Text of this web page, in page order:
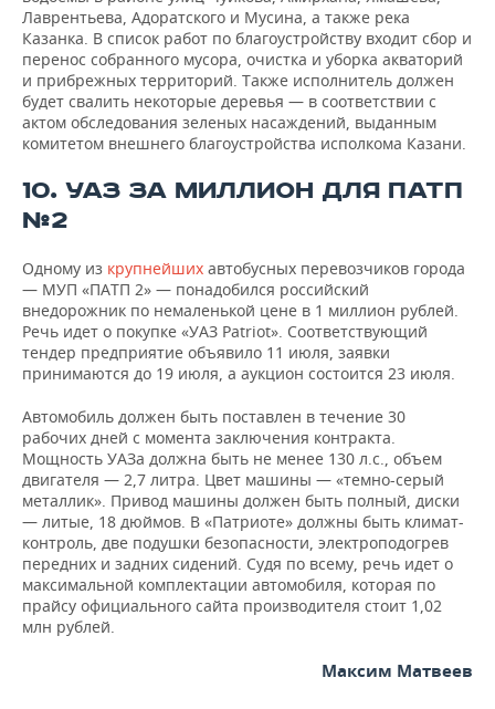
Лаврентьева, Адоратского и Мусина, а также река
Казанка. В список работ по благоустройству входит сбор и
перенос собранного мусора, очистка и уборка акваторий
и прибрежных территорий. Также исполнитель должен
будет свалить некоторые деревья — в соответствии с
актом обследования зеленых насаждений, выданным
комитетом внешнего благоустройства исполкома Казани.
10. УАЗ ЗА МИЛЛИОН ДЛЯ ПАТП
№2
Одному из крупнейших автобусных перевозчиков города
— МУП «ПАТП 2» — понадобился российский
внедорожник по немаленькой цене в 1 миллион рублей.
Речь идет о покупке «УАЗ Patriot». Соответствующий
тендер предприятие объявило 11 июля, заявки
принимаются до 19 июля, а аукцион состоится 23 июля.
Автомобиль должен быть поставлен в течение 30
рабочих дней с момента заключения контракта.
Мощность УАЗа должна быть не менее 130 л.с., объем
двигателя — 2,7 литра. Цвет машины — «темно-серый
металлик». Привод машины должен быть полный, диски
— литые, 18 дюймов. В «Патриоте» должны быть климат-
контроль, две подушки безопасности, электроподогрев
передних и задних сидений. Судя по всему, речь идет о
максимальной комплектации автомобиля, которая по
прайсу официального сайта производителя стоит 1,02
млн рублей.
Максим Матвеев